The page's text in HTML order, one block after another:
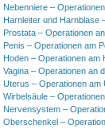
Nebenniere –
Harnleiter und Harnblase
Prostata – Operationen
Penis – Operationen am
Hoden – Operationen am
Vagina – Operationen an
Uterus – Operationen am
Wirbelsäule –
Nervensystem –
Oberschenkel –